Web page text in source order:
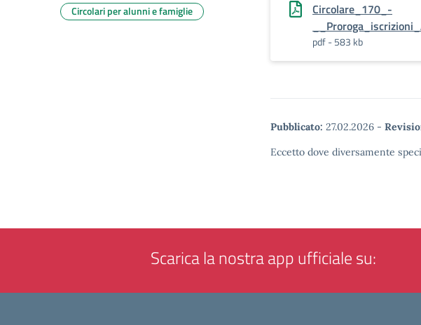
Circolare_170_-
pdf - 583 kb
Pubblicato: 27.02.2026 -
Eccetto dove diversamente
Circolari per alunni e famiglie
Scarica la nostra app ufficiale su: